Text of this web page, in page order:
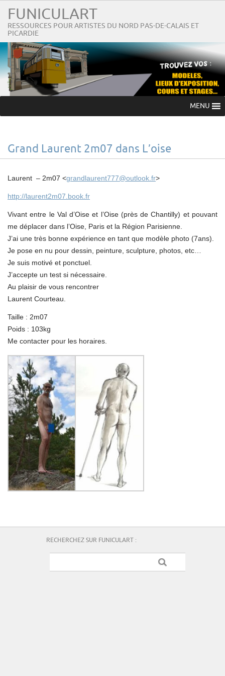
FUNICULART
RESSOURCES POUR ARTISTES DU NORD PAS-DE-CALAIS ET
PICARDIE
MENU
Grand Laurent 2m07 dans L’oise
Laurent – 2m07 <grandlaurent777@outlook.fr>
http://laurent2m07.book.fr
Vivant entre le Val d’Oise et l’Oise (près de Chantilly) et pouvant
me déplacer dans l’Oise, Paris et la Région Parisienne.
J’ai une très bonne expérience en tant que modèle photo (7ans).
Je pose en nu pour dessin, peinture, sculpture, photos, etc…
Je suis motivé et ponctuel.
J’accepte un test si nécessaire.
Au plaisir de vous rencontrer
Laurent Courteau.
Taille : 2m07
Poids : 103kg
Me contacter pour les horaires.
RECHERCHEZ SUR FUNICULART :